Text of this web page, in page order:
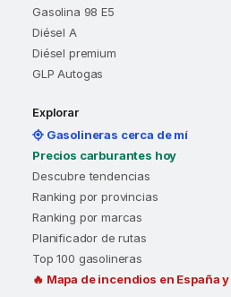
Gasolina 98 E5
Diésel A
Diésel premium
GLP Autogas
Explorar
Gasolineras cerca de mí
Precios carburantes hoy
Descubre tendencias
Ranking por provincias
Ranking por marcas
Planificador de rutas
Top 100 gasolineras
🔥 Mapa de incendios en España